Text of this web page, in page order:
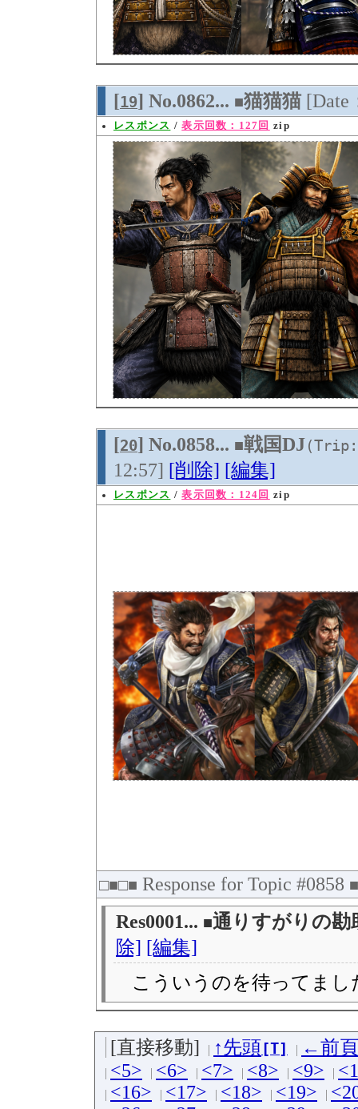
[19] No.0862... ■猫猫猫 [Date
レスポンス /表示回数：127回 zip
[20] No.0858... ■戦国DJ
12:57] [削除] [編集]
レスポンス /表示回数：124回 zip
□■□■ Response for Topic #0858
Res0001... ■通りすがりの
除] [編集]
こういうのを待ってま
[直接移動] ↑先頭 [T]
←前頁
<5>
<6> <7> <8> <9>
<16>
<17> <18> <19>